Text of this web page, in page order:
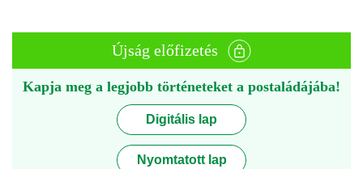
Újság előfizetés
Kapja meg a legjobb történeteket a postaládájába!
Digitális lap
Nyomtatott lap